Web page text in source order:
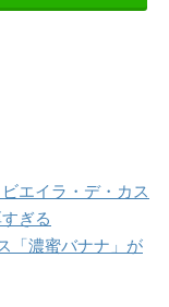
エイラ・デ・カス
ぎる
「濃蜜バナナ」が